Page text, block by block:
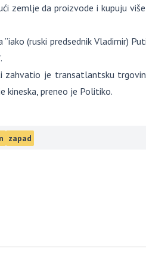
zemlje da proizvode i kupuju
(ruski predsednik Vladimir)
zahvatio je transatlantsku
kineska, preneo je Politiko.
zapad